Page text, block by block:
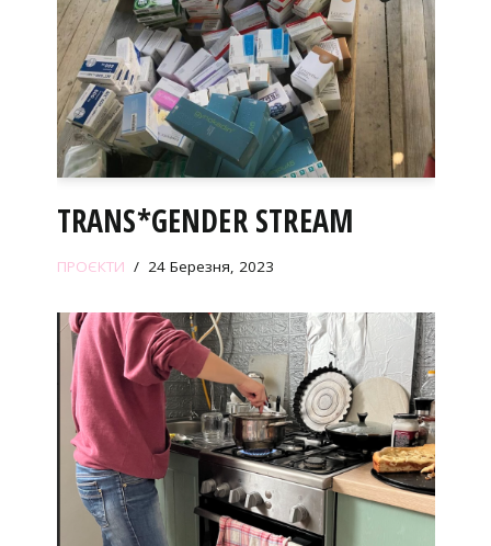
TRANS*GENDER STREAM
ПРОЄКТИ 24 Березня, 2023